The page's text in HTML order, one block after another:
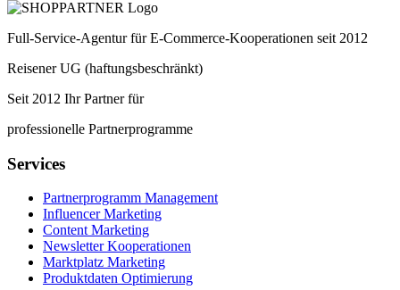
Full-Service-Agentur für E-Commerce-Kooperationen seit 2012
Reisener UG (haftungsbeschränkt)
Seit 2012 Ihr Partner für
professionelle Partnerprogramme
Services
Partnerprogramm Management
Influencer Marketing
Content Marketing
Newsletter Kooperationen
Marktplatz Marketing
Produktdaten Optimierung